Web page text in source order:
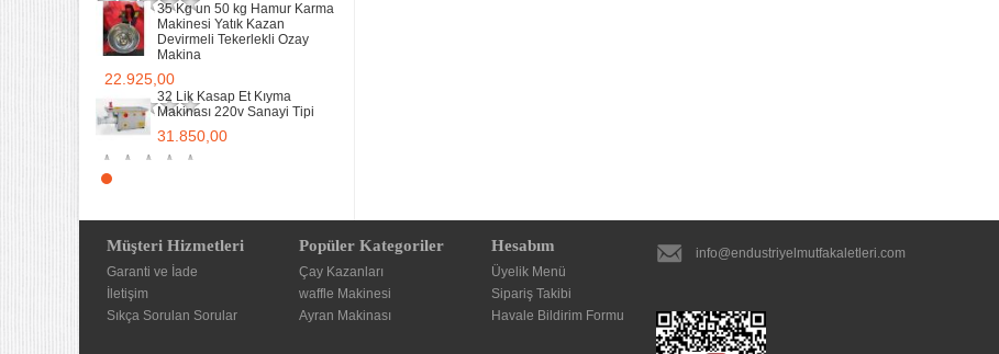
35 Kg un 50 kg Hamur Karma
Makinesi Yatık Kazan
Devirmeli Tekerlekli Ozay
Makina
22.925,00
32 Lik Kasap Et Kıyma
Makinası 220v Sanayi Tipi
31.850,00
6.203,60
70 Cm Yarı oluklu Doğalgazlı
Tüplü Ce Belgeli Döküm
Müşteri Hizmetleri
Garanti ve İade
İletişim
Sıkça Sorulan Sorular
Popüler Kategoriler
Çay Kazanları
waffle Makinesi
Ayran Makinası
Hesabım
Üyelik Menü
Sipariş Takibi
Havale Bildirim Formu
info@endustriyelmutfakaletleri.com